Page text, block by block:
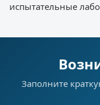
испытательные
Заполните